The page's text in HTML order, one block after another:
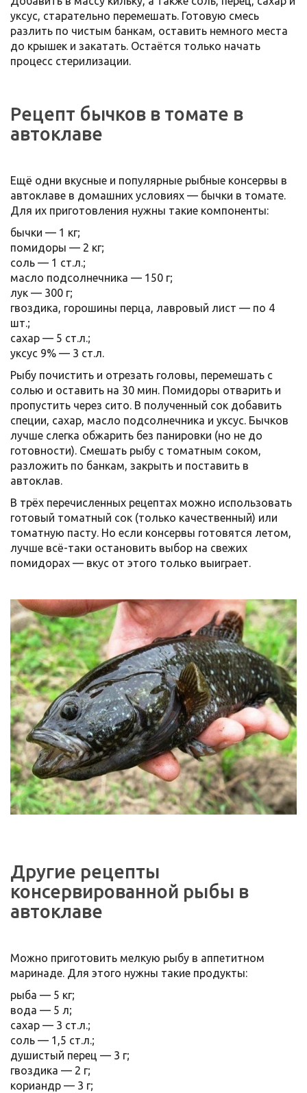
уксус, старательно перемешать. Готовую смесь
разлить по чистым банкам, оставить немного места
до крышек и закатать. Остаётся только начать
процесс стерилизации.
Рецепт бычков в томате в
автоклаве
Ещё одни вкусные и популярные рыбные консервы в
автоклаве в домашних условиях — бычки в томате.
Для их приготовления нужны такие компоненты:
бычки — 1 кг;
помидоры — 2 кг;
соль — 1 ст.л.;
масло подсолнечника — 150 г;
лук — 300 г;
гвоздика, горошины перца, лавровый лист — по 4
шт.;
сахар — 5 ст.л.;
уксус 9% — 3 ст.л.
Рыбу почистить и отрезать головы, перемешать с
солью и оставить на 30 мин. Помидоры отварить и
пропустить через сито. В полученный сок добавить
специи, сахар, масло подсолнечника и уксус. Бычков
лучше слегка обжарить без панировки (но не до
готовности). Смешать рыбу с томатным соком,
разложить по банкам, закрыть и поставить в
автоклав.
В трёх перечисленных рецептах можно использовать
готовый томатный сок (только качественный) или
томатную пасту. Но если консервы готовятся летом,
лучше всё-таки остановить выбор на свежих
помидорах — вкус от этого только выиграет.
Другие рецепты
консервированной рыбы в
автоклаве
Можно приготовить мелкую рыбу в аппетитном
маринаде. Для этого нужны такие продукты:
рыба — 5 кг;
вода — 5 л;
сахар — 3 ст.л.;
соль — 1,5 ст.л.;
душистый перец — 3 г;
гвоздика — 2 г;
кориандр — 3 г;